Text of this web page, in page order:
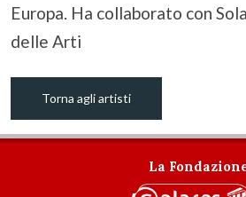
Europa. Ha collaborato con
delle Arti
Torna agli artisti
La